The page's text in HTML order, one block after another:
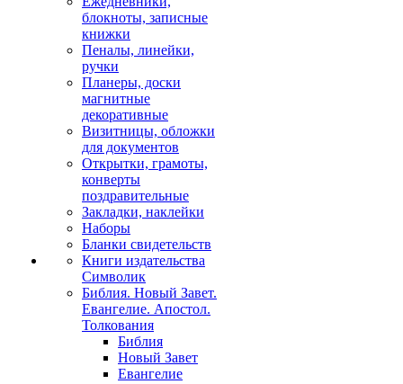
блокноты, записные
книжки
Пеналы, линейки,
ручки
Планеры, доски
магнитные
декоративные
Визитницы, обложки
для документов
Открытки, грамоты,
конверты
поздравительные
Закладки, наклейки
Наборы
Бланки свидетельств
Книги издательства
Символик
Библия. Новый Завет.
Евангелие. Апостол.
Толкования
Библия
Новый Завет
Евангелие